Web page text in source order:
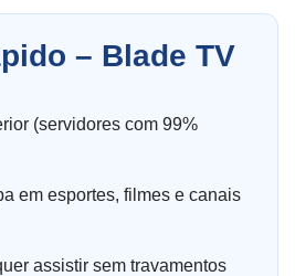
– Blade TV
(servidores com 99%
em esportes, filmes e canais
assistir sem travamentos